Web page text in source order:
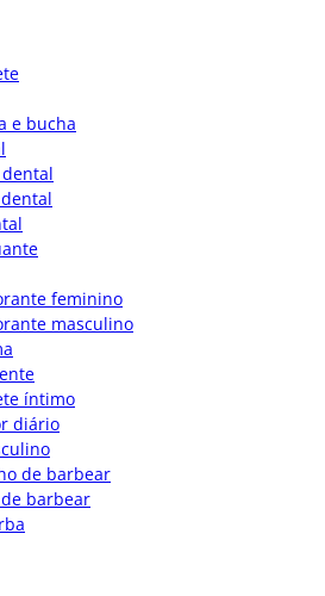
e bucha
dental
feminino
masculino
íntimo
diário
de barbear
barbear